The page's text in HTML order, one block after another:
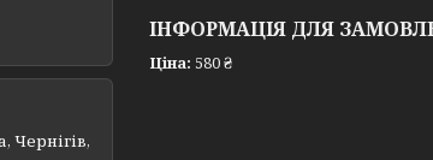
ІНФОРМАЦІЯ ДЛЯ
Ціна: 580 ₴
Чернігів,